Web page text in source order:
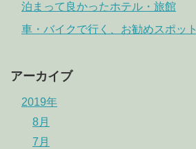
泊まって良かったホテル・旅館
車・バイクで行く、お勧めスポット
アーカイブ
2019年
8月
7月